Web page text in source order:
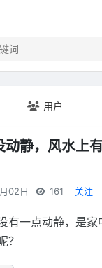
用户
动静，风水上
02日 161 关注
有一点动静，是家
？